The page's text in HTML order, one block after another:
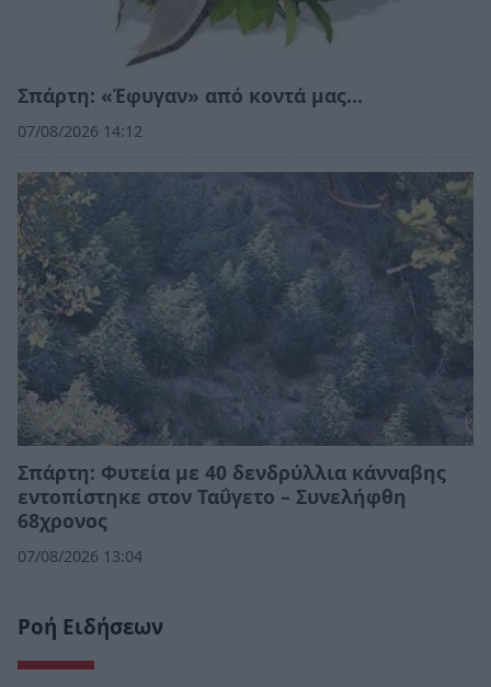
Σπάρτη: «Έφυγαν» από κοντά μας…
07/08/2026 14:12
Σπάρτη: Φυτεία με 40 δενδρύλλια κάνναβης
εντοπίστηκε στον Ταΰγετο – Συνελήφθη
68χρονος
07/08/2026 13:04
Ροή Ειδήσεων